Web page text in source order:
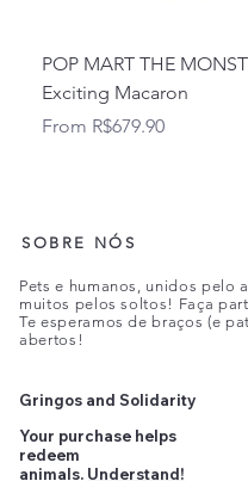
POP MART THE
Exciting Macaron
From R$679.90
Sale Price
SOBRE NÓS
Pets e humanos, unidos pelo
muitos pelos soltos! Faça
Te esperamos de braços (e
abertos!
Gringos and Solidarity
Your purchase helps
redeem
animals. Understand!